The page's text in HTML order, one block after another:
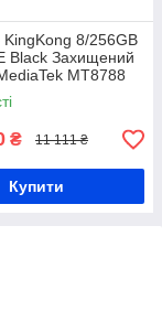
KingKong 8/256GB
Black Захищений
MT8788
₴ 11 111 ₴
Купити